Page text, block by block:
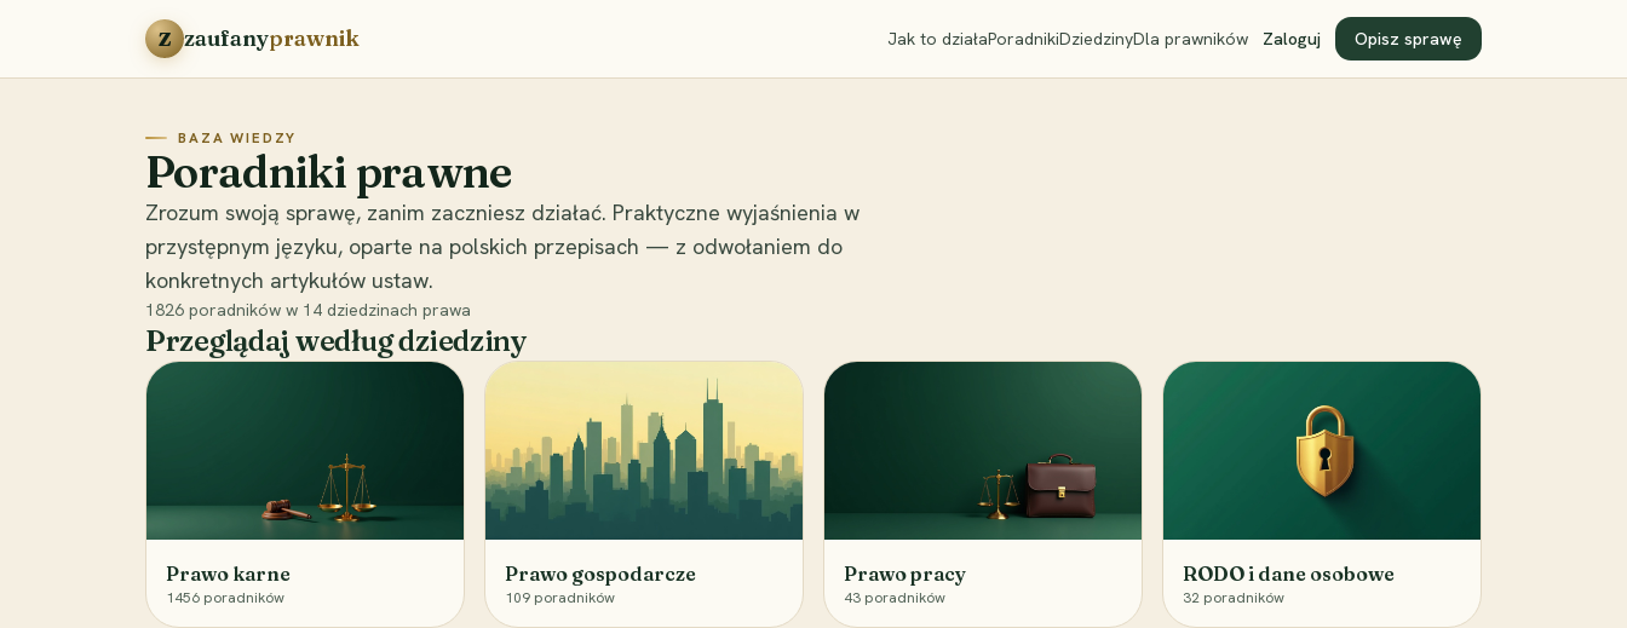
Przejdź do treści
Z zaufanyprawnik Jak to działaPoradnikiDziedzinyDla prawników Zaloguj Opisz sprawę
BAZA WIEDZY
Poradniki prawne
Zrozum swoją sprawę, zanim zaczniesz działać. Praktyczne wyjaśnienia w
przystępnym języku, oparte na polskich przepisach — z odwołaniem do
konkretnych artykułów ustaw.
1826 poradników w 14 dziedzinach prawa
Przeglądaj według dziedziny
Prawo karne
1456 poradników
Prawo gospodarcze
109 poradników
Prawo pracy
43 poradników
RODO i dane osobowe
32 poradników